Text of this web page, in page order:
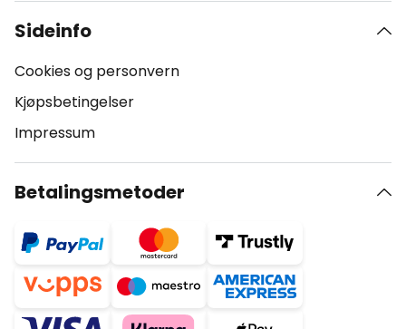
Sideinfo
Cookies og personvern
Kjøpsbetingelser
Impressum
Betalingsmetoder